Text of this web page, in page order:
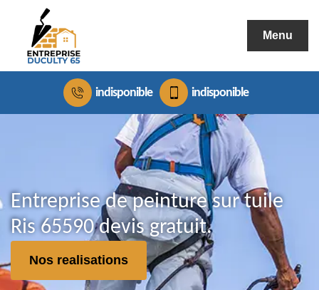
Menu
indisponible indisponible
Entreprise de peinture sur tuile
Ris 65590 devis gratuit.
Nos realisations